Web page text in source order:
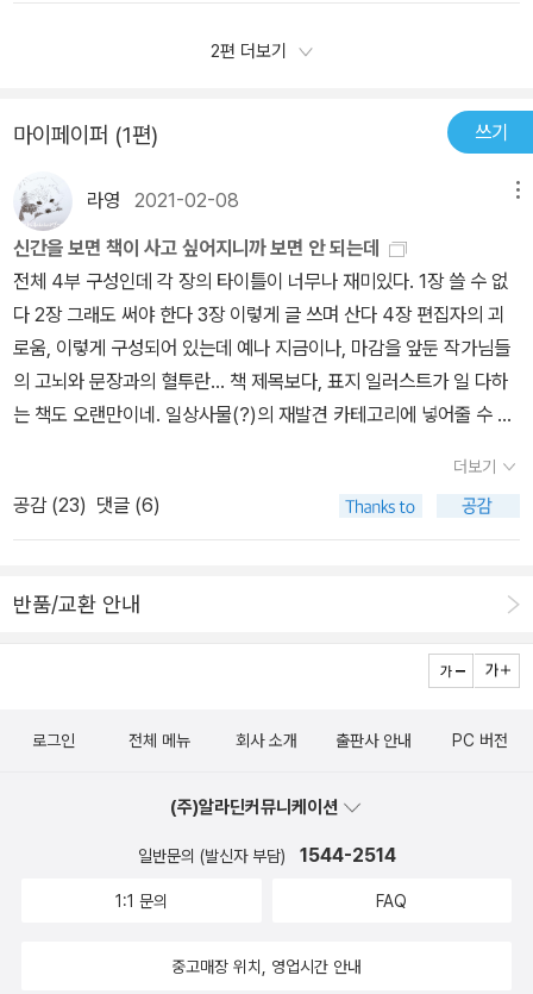
청소년 독자들에게 많은 공감을 주리라 생각된다. 이 공감은 청소년
소년 시기를 보내고 있는 내 아이들의 고민을 엿본 듯 하다. 그들의 고
복하면서 계속 성장할 것이다.중1 아이들 뿐 아니라, 현재 학생들, 과
는 모모.어디로 튈지 모르는 사와무라 .이들은 모두 미키와 같은반 친
의 마음을 담아 ! 새콤달콤 차가운 젤리 억지로 어른인척 할 필요 없어
모모. -보드랍고 달작지근한 마파두부 첫사랑의 미소를 기억에 담는
미치하시.-두근두근 아릿한 흑당 크림빵 마음처럼 잘 되지 않는 현실
직시 & 비상을 꿈꾸는 마사토.-결의의 맛 마카로니 수프 공부는 잘 하
지만 친구 사귀는 용기가 필요한 기요노-찐하고 강렬한 용기 충전 초
코우유 전학 가더라도 우정을 약속 하는 고즈에-한 겹 한 겹 포개지는
약속의 맛 크레이프 공부가 인생에 전부가 아니라고는 하지만 학교
성적에 대한 고민, 특히진로 진학에 대한 고민을 마음 터놓고 이야기
나눌 선생 있다면 기댈 수 있는 정말 큰 나무가 될터인데... 여섯 명의
친구들과 여섯 가지 성장의 맛을 급식으로 표현하니 그들의 고민과
감성을이해하는 아이디어가 반짝인다. 사춘기 10대 청소년의 마음
​#오늘의급식#성장소설#청소년소설 #기사
학 출판사로부터 도서만을 제공받아 활용, 작성합니다
이 이야기의 주인공은 미키에요. 아버지의 가구사업 부도로 인해 잘
다니던 유명한 사립초등학교 졸업하고 중학교는 뜻하지 않게 외할머
교에요. 그곳에서의 급식은 초등사립학교에서 먹던 급식과는 차원이
다름에 짜증나고 급식실에서의 분위기도 싫다. 하지만 그곳에서 자신
에게 친하게 말을 걸어주는 친구들을 만나게 되면서 서서히 적응해
가는 듯 싶지만, 오해 아닌 오해로 그 친구들과 다툼이 일어나게 되어
요. 보드랍고 달달한 마파두부에서는 성장의 맛을 느끼게 되는데요.
항상 어리게만 생각되는 모모의 모습. 언니는 모모에게 매운 마파두
부를 못 먹는 것에 친절하지 않고 아이취급을 하므로 더더 자신이 아
이같ㅇ 생각되는 모모. 이제 중학생이 되었으니 스스로 어른스러워
지고 싶어해요. 두근두근 아릿한 첫사랑의 맛인 흑당 크림빵. 여기에
서는 미치히시가 주인공. 미치히시는 친구 도모카의 집에 놀러갔다가
랑의 맛이겠죠.어정쩡함을 날려 버릴 마카로니 수프. 이 음식은 마사
토가 주인공으로 늘 친구들에게 인기있고 유괘하고 밝고 운동신경도
뛰어나지만 단 하나 공부를 모싼다는 사실. 거기다 특히나 영어는 아
원어민 선생님 막 대화를 하고 서로 허물없이 친하게 지내겨 되어요.
생각으로 우울하게 되어요. 짜릿할 만큼 강렬한 맛. 바로 초코우유를
잘 해서 우등생인 기요노가 주인공으로 기요노는 혼자 지내는 것이
즈에처럼 친구들에게 인기있는 친구들이 부러워요. 바로 친구들을 사
귀고 싶어하는 거예요. 그리고 학교여서하는 하쿠닌잇슈대회라는 것
지는 약속의 맛 크레이프. 이 음식으로 친구들과 우정을 나누기로 약
할 줄 알았어요. 하지만 아빠의 전근으로 전학을 가게 되지요. 정말 친
2편 더보기
마이페이퍼 (1편) 쓰기
라영 2021-02-08
신간을 보면 책이 사고 싶어지니까 보면 안 되는데
전체 4부 구성인데 각 장의 타이틀이 너무나 재미있다. 1장 쓸 수 없
다 2장 그래도 써야 한다 3장 이렇게 글 쓰며 산다 4장 편집자의 괴
로움, 이렇게 구성되어 있는데 예나 지금이나, 마감을 앞둔 작가님들
의 고뇌와 문장과의 혈투란... 책 제목보다, 표지 일러스트가 일 다하
는 책도 오랜만이네. 일상사물(?)의 재발견 카테고리에 넣어줄 수 있
큼 적절한 것도 없겠다. 읽는 자에게 질문하는 책은 그가 누군가에게
다시 질문하도록 한다. 답이 쉽사리 나오지 않는다고 질문하는 것이
의미가 없는건 아니잖아요. 우리는 계속해서 왜, 어째서, 무엇 때문에,
유를 묻기를 권유하는 그런 책일 듯. 젠 캠벨의 <그런 책은 없는데요
읽는 인간 천태만상이겠다. 웃기고 짜증나고 황당하고, 정말 이런 사
을 쓰레기수거원의 시점에서 또 읽으면, 되게 함께 열 받고 웃기고 뭐
이기 위해서 이런 책들을 읽을 것이다. 쉽지는 않겠다. 책 소개말 중
이 부분이 눈에 띄었다. 책의 제목은 안토니오 그람시가 쓴 《옥중수
않은 사실에 위기가 존재한다. 이러한 공백 상태에서는 아주 다양한
나온 <샌드위치 어떻게 조립해야 하나?>를 갖고 있는데 도시락 세
더보기
공감 (23) 댓글 (6)
반품/교환 안내
로그인 전체 메뉴 회사 소개 출판사 안내 PC 버전
(주)알라딘커뮤니케이션
일반문의 (발신자 부담) 1544-2514
1:1 문의 FAQ
중고매장 위치, 영업시간 안내